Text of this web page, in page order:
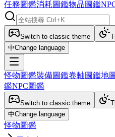
任務圖鑑消耗圖鑑物品圖鑑
Switch to classic theme
中Change language
怪物圖鑑裝備圖鑑卷軸圖鑑地
鑑NPC圖鑑
Switch to classic theme
中Change language
怪物圖鑑